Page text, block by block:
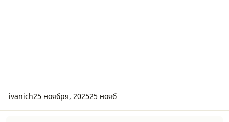
ivanich25 ноября, 202525 нояб